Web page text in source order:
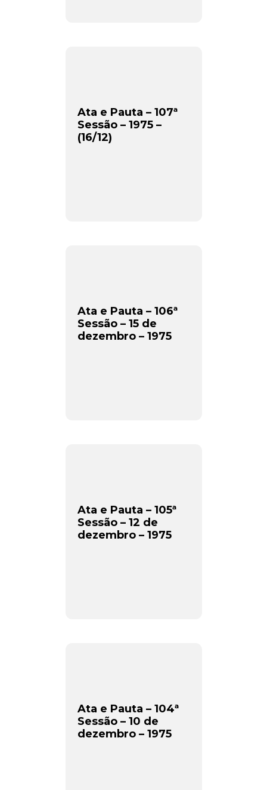
Ata e Pauta – 107ª
Sessão – 1975 –
(16/12)
Ata e Pauta – 106ª
Sessão – 15 de
dezembro – 1975
Ata e Pauta – 105ª
Sessão – 12 de
dezembro – 1975
Ata e Pauta – 104ª
Sessão – 10 de
dezembro – 1975
CADASTRAR